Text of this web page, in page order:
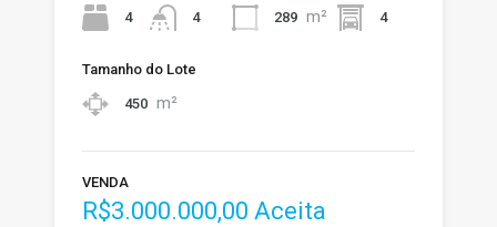
4 4 289 m² 4
Tamanho do Lote
450 m²
VENDA
R$3.000.000,00 Aceita